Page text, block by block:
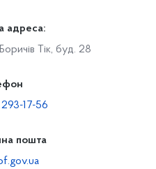
адреса:
Тік, буд. 28
17-56
пошта